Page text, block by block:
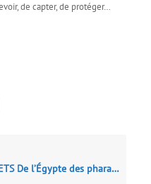
de capter, de protéger…
des pharaons à l’ordinateur quantique